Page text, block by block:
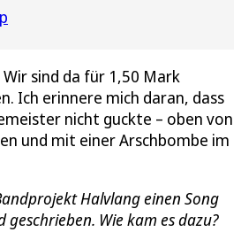
sind da für 1,50 Mark
Ich erinnere mich daran, dass
nicht guckte – oben von
und mit einer Arschbombe im
Halvlang einen Song
geschrieben. Wie kam es dazu?